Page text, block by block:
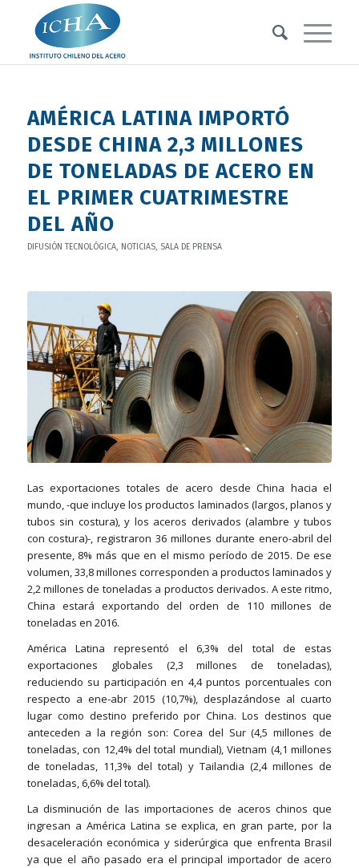
AMÉRICA LATINA IMPORTÓ
DESDE CHINA 2,3 MILLONES
DE TONELADAS DE ACERO EN
EL PRIMER CUATRIMESTRE
DEL AÑO
DIFUSIÓN TECNOLÓGICA, NOTICIAS, SALA DE PRENSA
Las exportaciones totales de acero desde China hacia el
mundo, -que incluye los productos laminados (largos, planos y
tubos sin costura), y los aceros derivados (alambre y tubos
con costura)-, registraron 36 millones durante enero-abril del
presente, 8% más que en el mismo período de 2015. De ese
volumen, 33,8 millones corresponden a productos laminados y
2,2 millones de toneladas a productos derivados. A este ritmo,
China estará exportando del orden de 110 millones de
toneladas en 2016.
América Latina representó el 6,3% del total de estas
exportaciones globales (2,3 millones de toneladas),
reduciendo su participación en 4,4 puntos porcentuales con
respecto a ene-abr 2015 (10,7%), desplazándose al cuarto
lugar como destino preferido por China. Los destinos que
anteceden a la región son: Corea del Sur (4,5 millones de
toneladas, con 12,4% del total mundial), Vietnam (4,1 millones
de toneladas, 11,3% del total) y Tailandia (2,4 millones de
toneladas, 6,6% del total).
La disminución de las importaciones de aceros chinos que
ingresan a América Latina se explica, en gran parte, por la
desaceleración económica y siderúrgica que enfrenta Brasil
ya que el año pasado era el principal importador de acero